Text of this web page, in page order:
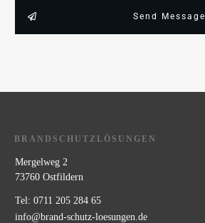
Send Message
BRANDSCHUTZLÖSUNGEN
Mergelweg 2
73760 Ostfildern
Tel: 0711 205 284 65
info@brand-schutz-loesungen.de